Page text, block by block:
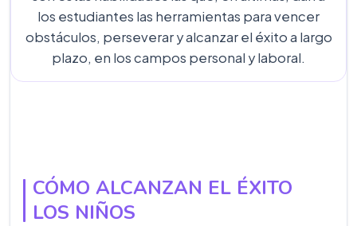
los estudiantes las herramientas para vencer
obstáculos, perseverar y alcanzar el éxito a largo
plazo, en los campos personal y laboral.
CÓMO ALCANZAN EL ÉXITO
LOS NIÑOS